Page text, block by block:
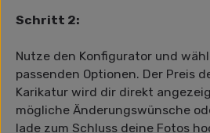
Schritt 2:
Nutze den Konfigurator und
passenden Optionen. Der Preis
Karikatur wird dir direkt
mögliche Änderungswünsche
lade zum Schluss deine Fotos